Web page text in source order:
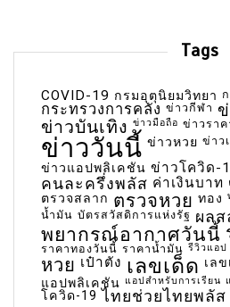
Tags
COVID-19 กรมอุตุนิยมวิทยา
กระทรวงการคลัง ข่าวกีฬา
ข่าวบันเทิง ข่าวมือถือ ข่าวราค
ข่าววันนี้ ข่าวหวย ข่าว
ข่าวแอปพลิเคชัน ข่าวโควิด-
คนละครึ่งพลัส ค่าเงินบาท
ตรวจสลาก ตรวจหวย ทอง
น้ำมัน บัตรสวัสดิการแห่งรัฐ ผลส
พยากรณ์อากาศวันนี้
ราคาทองวันนี้ ราคาน้ำมัน รีวิวแอป
หวย เป๋าตัง เลขเด็ด เล
แอปพลิเคชัน แอปสำหรับการเรียน
โควิด-19 ไทยช่วยไทยพลัส